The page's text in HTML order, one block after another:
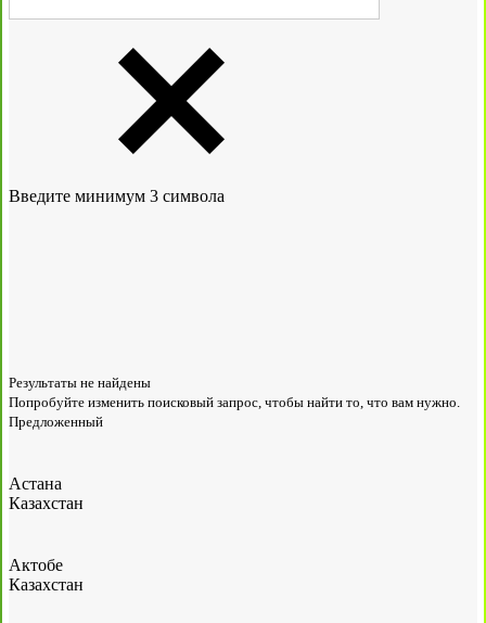
Введите минимум 3 символа
Результаты не найдены
Попробуйте изменить поисковый запрос, чтобы найти то, что вам нужно.
Предложенный
Астана
Казахстан
Актобе
Казахстан